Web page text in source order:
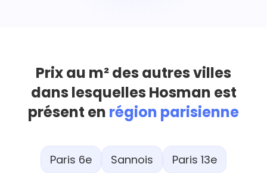
Prix au m² des autres villes
dans lesquelles Hosman est
présent en région parisienne
Paris 6e Sannois
Paris 13e